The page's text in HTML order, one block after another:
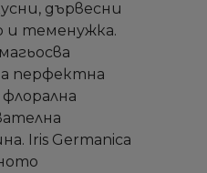
дървесни
и теменужка.
перфектна
Iris Germanica